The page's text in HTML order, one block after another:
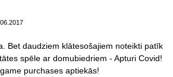
Bet daudziem klātesošajiem noteikti patīk
spēle ar domubiedriem - Apturi Covid!
purchases aptiekās!